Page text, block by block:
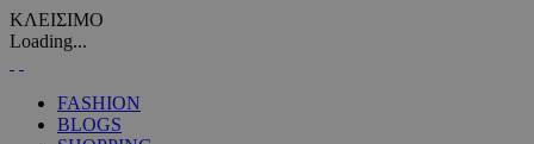
ΚΛΕΙΣΙΜΟ
Loading...
FASHION
BLOGS